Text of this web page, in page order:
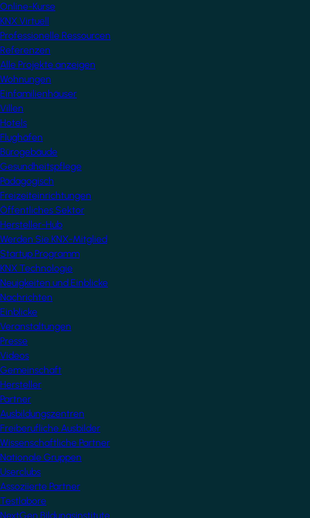
Online-Kurse
KNX Virtuell
Professionelle Ressourcen
Referenzen
Alle Projekte anzeigen
Wohnungen
Einfamilienhäuser
Villen
Hotels
Flughäfen
Bürogebäude
Gesundheitspflege
Pädagogisch
Freizeiteinrichtungen
Öffentliches Sektor
Hersteller-Hub
Werden Sie KNX-Mitglied
Startup Programm
KNX Technologie
Neuigkeiten und Einblicke
Nachrichten
Einblicke
Veranstaltungen
Presse
Videos
Gemeinschaft
Hersteller
Partner
Ausbildungszentren
Freiberufliche Ausbilder
Wissenschaftliche Partner
Nationale Gruppen
Userclubs
Assoziierte Partner
Testlabore
NextGen Bildungsinstitute